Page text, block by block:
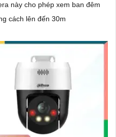
này cho phép xem ban đêm
cách lên đến 30m